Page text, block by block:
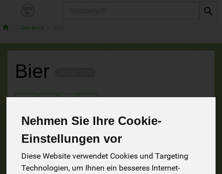
Nehmen Sie Ihre Cookie-
Einstellungen vor
Diese Website verwendet Cookies und Targeting
Technologien, um Ihnen ein besseres Internet-
Getränke
Bier